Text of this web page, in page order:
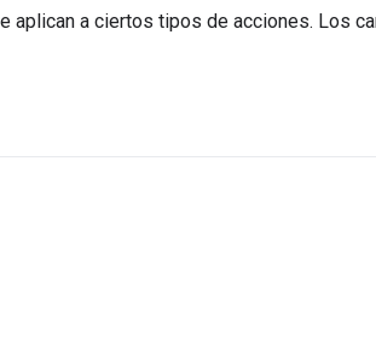
aplican a ciertos tipos de acciones. Los